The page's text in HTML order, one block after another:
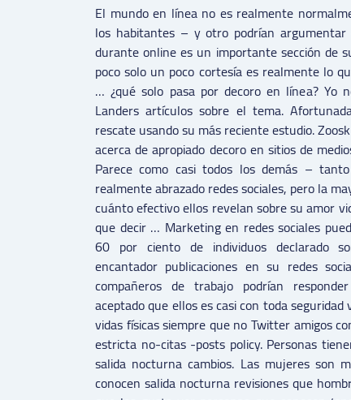
El mundo en línea no es realmente
los habitantes – y otro podrían
durante online es un importante sección de
poco solo un poco cortesía es realmente lo
… ¿qué solo pasa por decoro en línea? Yo
Landers artículos sobre el tema.
rescate usando su más reciente estudio.
acerca de apropiado decoro en sitios de
Parece como casi todos los demás –
realmente abrazado redes sociales, pero la
cuánto efectivo ellos revelan sobre su amor
que decir … Marketing en redes sociales
60 por ciento de individuos declarado
encantador publicaciones en su redes
compañeros de trabajo podrían
aceptado que ellos es casi con toda
vidas físicas siempre que no Twitter amigos
estricta no-citas -posts policy. Personas
salida nocturna cambios. Las mujeres son
conocen salida nocturna revisiones que